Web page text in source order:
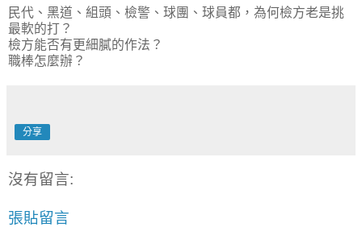
民代、黑道、組頭、檢警、球團、球員都，為何檢方老是挑
最軟的打？
檢方能否有更細膩的作法？
職棒怎麼辦？
分享
沒有留言:
張貼留言